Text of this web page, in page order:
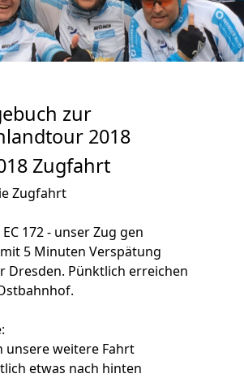
zur
2018
Zugfahrt
Zugfahrt
172 - unser Zug gen
5 Minuten Verspätung
Dresden. Pünktlich erreichen
unsere weitere Fahrt
etwas nach hinten